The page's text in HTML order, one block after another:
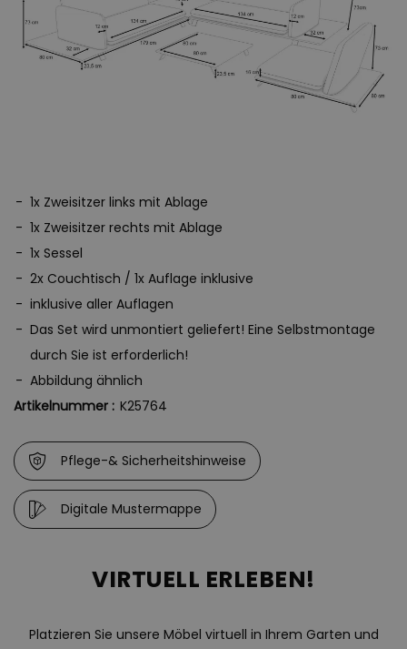
1x Zweisitzer links mit Ablage
1x Zweisitzer rechts mit Ablage
1x Sessel
2x Couchtisch / 1x Auflage inklusive
inklusive aller Auflagen
Das Set wird unmontiert geliefert! Eine Selbstmontage
durch Sie ist erforderlich!
Abbildung ähnlich
Artikelnummer : K25764
Pflege-& Sicherheitshinweise
Digitale Mustermappe
VIRTUELL ERLEBEN!
Platzieren Sie unsere Möbel virtuell in Ihrem Garten und